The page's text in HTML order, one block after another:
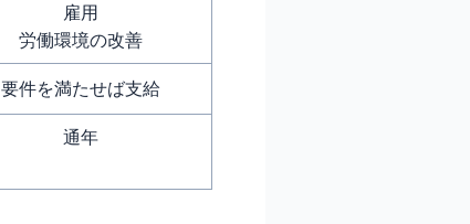
雇用
労働環境の改善
要件を満たせば支給
通年